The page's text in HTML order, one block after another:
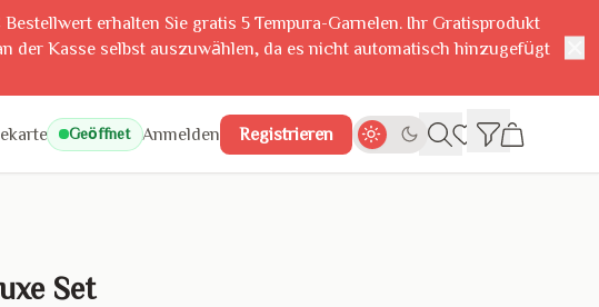
erhalten Sie gratis 5 Tempura-Garnelen. Ihr Gratisprodukt
der Kasse selbst auszuwählen, da es nicht automatisch hinzugefügt
Geöffnet Anmelden Registrieren
Set